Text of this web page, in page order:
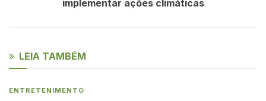
implementar ações climáticas
LEIA TAMBÉM
ENTRETENIMENTO